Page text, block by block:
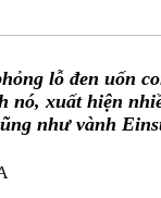
lỗ đen uốn
nó, xuất hiện
như vành